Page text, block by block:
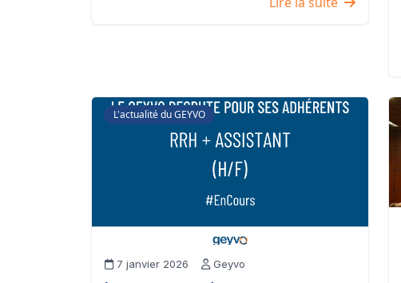
L'actualité du GEYVO
7 janvier 2026 Geyvo